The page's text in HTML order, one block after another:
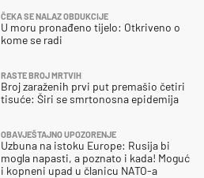
ČEKA SE NALAZ OBDUKCIJE
U moru pronađeno tijelo: Otkriveno o
kome se radi
RASTE BROJ MRTVIH
Broj zaraženih prvi put premašio četiri
tisuće: Širi se smrtonosna epidemija
OBAVJEŠTAJNO UPOZORENJE
Uzbuna na istoku Europe: Rusija bi
mogla napasti, a poznato i kada! Moguć
i kopneni upad u članicu NATO-a